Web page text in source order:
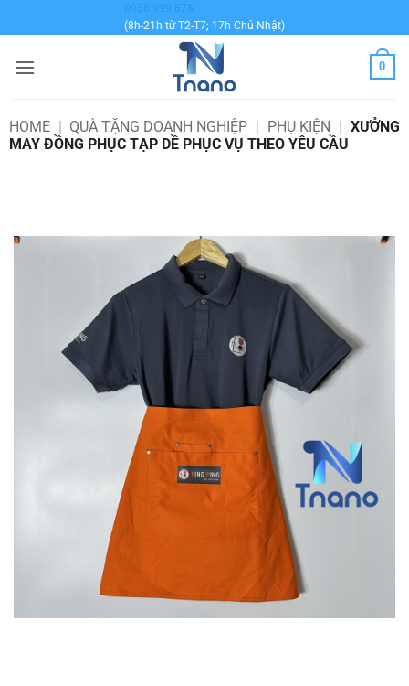
qua
dung
0936 999 878
(8h-21h từ T2-T7; 17h Chủ Nhật)
0
HOME | QUÀ TẶNG DOANH NGHIỆP | PHỤ KIỆN | XƯỞNG
MAY ĐỒNG PHỤC TẠP DỀ PHỤC VỤ THEO YÊU CẦU